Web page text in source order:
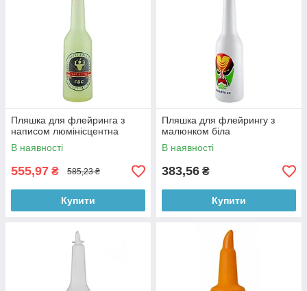
Пляшка для флейринга з
написом люмінісцентна
В наявності
555,97 ₴ 585,23 ₴
Купити
Пляшка для флейрингу з
малюнком біла
В наявності
383,56 ₴
Купити